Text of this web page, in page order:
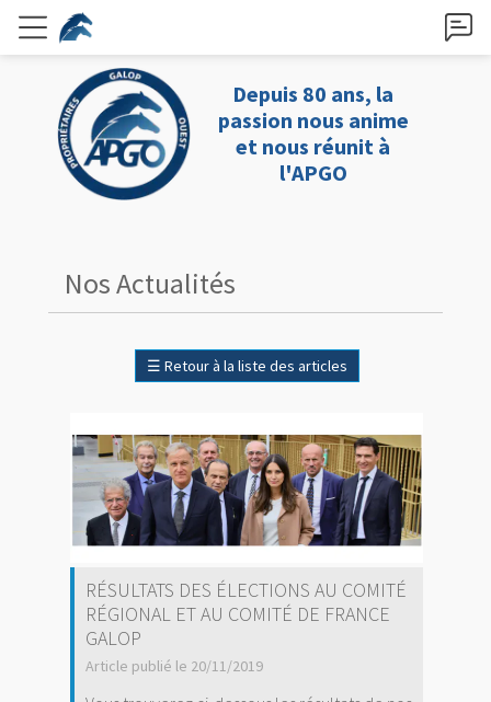
Depuis 80 ans, la
passion nous anime
et nous réunit à
l'APGO
Nos Actualités
☰ Retour à la liste des articles
RÉSULTATS DES ÉLECTIONS AU COMITÉ
RÉGIONAL ET AU COMITÉ DE FRANCE
GALOP
Article publié le 20/11/2019